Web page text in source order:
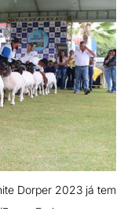
Dorper 2023 já tem